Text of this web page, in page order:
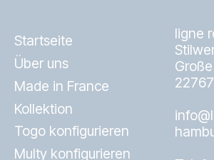
Startseite
Über uns
Made in France
Kollektion
Togo konfigurieren
Multy konfigurieren
ligne